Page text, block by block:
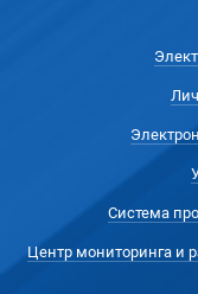
Система
Центр мониторинга и